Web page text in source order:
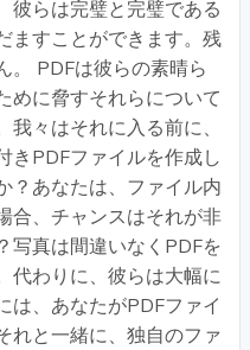
彼らは完璧と完璧である
ますことができます。残
。 PDFは彼らの素晴ら
めに脅すそれらについて
々はそれに入る前に、
きPDFファイルを作成し
？あなたは、ファイル内
合、チャンスはそれが非
写真は間違いなくPDFを
代わりに、彼らは大幅に
は、あなたがPDFファイ
れと一緒に、独自のファ